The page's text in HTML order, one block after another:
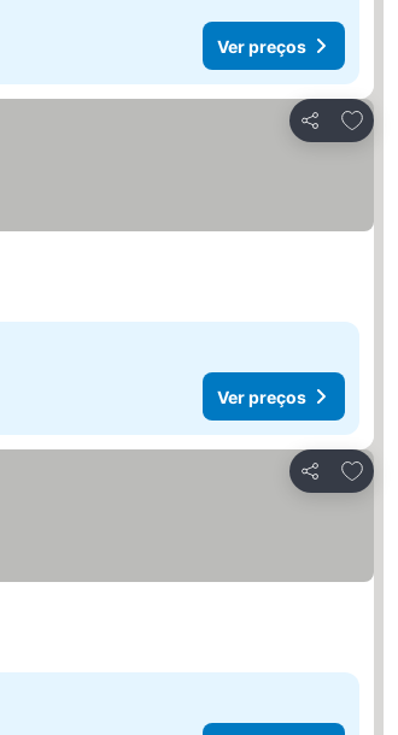
Ver preços
Partilhar
Ver preços
Partilhar